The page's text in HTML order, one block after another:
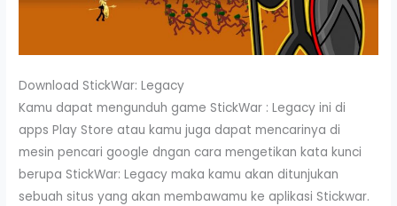
Download StickWar: Legacy
Kamu dapat mengunduh game StickWar : Legacy ini di
apps Play Store atau kamu juga dapat mencarinya di
mesin pencari google dngan cara mengetikan kata kunci
berupa StickWar: Legacy maka kamu akan ditunjukan
sebuah situs yang akan membawamu ke aplikasi Stickwar.